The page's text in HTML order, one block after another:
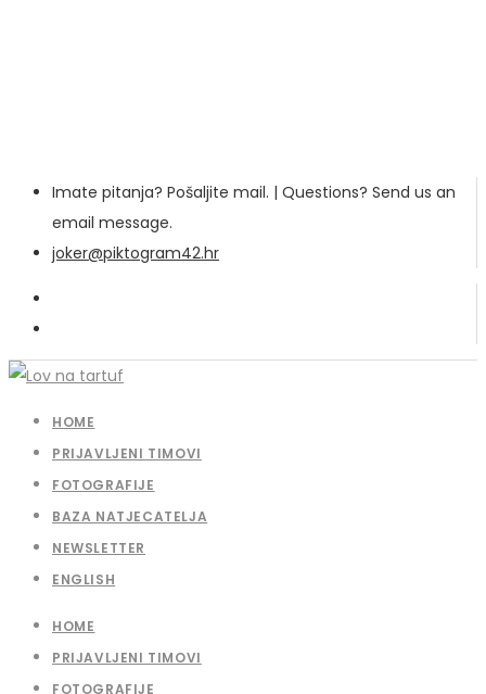
Imate pitanja? Pošaljite mail. | Questions? Send us an
email message.
joker@piktogram42.hr
HOME
PRIJAVLJENI TIMOVI
FOTOGRAFIJE
BAZA NATJECATELJA
NEWSLETTER
ENGLISH
HOME
PRIJAVLJENI TIMOVI
FOTOGRAFIJE